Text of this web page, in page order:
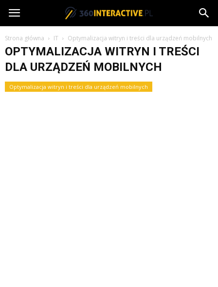
360interactive.pl
Strona główna IT Optymalizacja witryn i treści dla urządzeń mobilnych
OPTYMALIZACJA WITRYN I TREŚCI
DLA URZĄDZEŃ MOBILNYCH
Optymalizacja witryn i treści dla urządzeń mobilnych